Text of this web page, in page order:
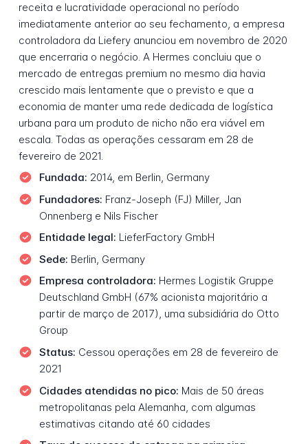
receita e lucratividade operacional no período
imediatamente anterior ao seu fechamento, a empresa
controladora da Liefery anunciou em novembro de 2020
que encerraria o negócio. A Hermes concluiu que o
mercado de entregas premium no mesmo dia havia
crescido mais lentamente que o previsto e que a
economia de manter uma rede dedicada de logística
urbana para um produto de nicho não era viável em
escala. Todas as operações cessaram em 28 de
fevereiro de 2021.
Fundada: 2014, em Berlin, Germany
Fundadores: Franz-Joseph (FJ) Miller, Jan
Onnenberg e Nils Fischer
Entidade legal: LieferFactory GmbH
Sede: Berlin, Germany
Empresa controladora: Hermes Logistik Gruppe
Deutschland GmbH (67% acionista majoritário a
partir de março de 2017), uma subsidiária do Otto
Group
Status: Cessou operações em 28 de fevereiro de
2021
Cidades atendidas no pico: Mais de 50 áreas
metropolitanas pela Alemanha, com algumas
estimativas citando até 60 cidades